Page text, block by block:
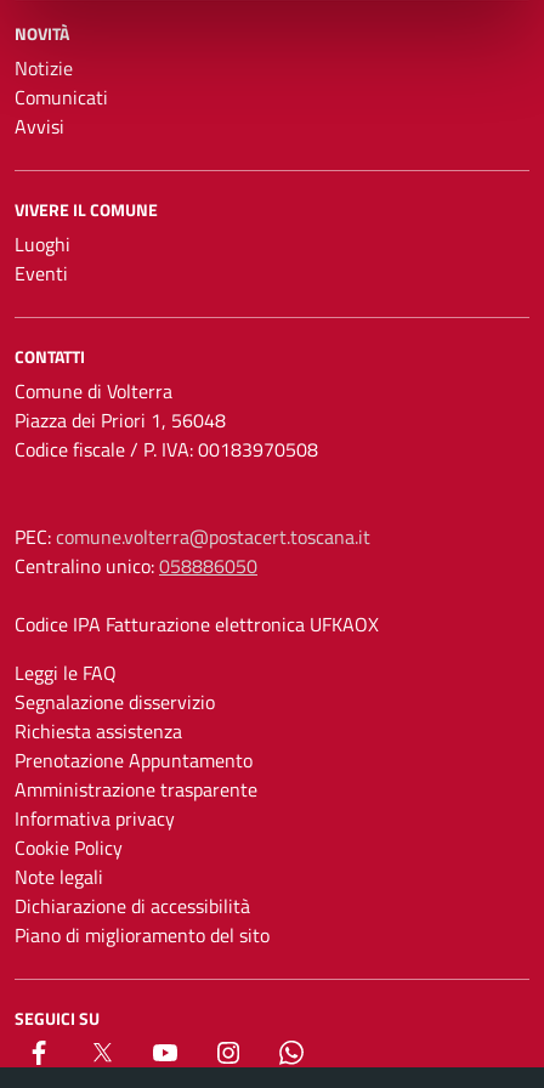
NOVITÀ
Notizie
Comunicati
Avvisi
VIVERE IL COMUNE
Luoghi
Eventi
CONTATTI
Comune di Volterra
Piazza dei Priori 1, 56048
Codice fiscale / P. IVA: 00183970508
PEC:comune.volterra@postacert.toscana.it
Centralino unico:058886050
Codice IPA Fatturazione elettronica UFKAOX
Leggi le FAQ
Segnalazione disservizio
Richiesta assistenza
Prenotazione Appuntamento
Amministrazione trasparente
Informativa privacy
Cookie Policy
Note legali
Dichiarazione di accessibilità
Piano di miglioramento del sito
SEGUICI SU
Facebook YouTube Instagram